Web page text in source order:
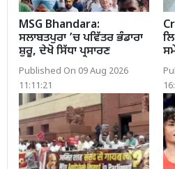
MSG Bhandara:
ਸਲਾਬਤਪੁਰਾ ’ਚ ਪਵਿੱਤਰ ਭੰਡਾਰਾ
ਸ਼ੁਰੂ, ਦੇਖੋ ਸਿੱਧਾ ਪ੍ਰਸਾਰਣ
Published On 09 Aug 2026
11:11:21